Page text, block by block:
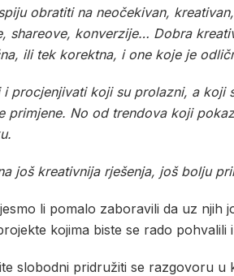
obratiti na neočekivan,
shareove, konverzije… Dobra
ili tek korektna, i one koje je
procjenjivati koji su prolazni, a koji
No od trendova koji
još kreativnija rješenja, još bolju
li pomalo zaboravili da uz
kojima biste se rado
slobodni pridružiti se razgovoru u